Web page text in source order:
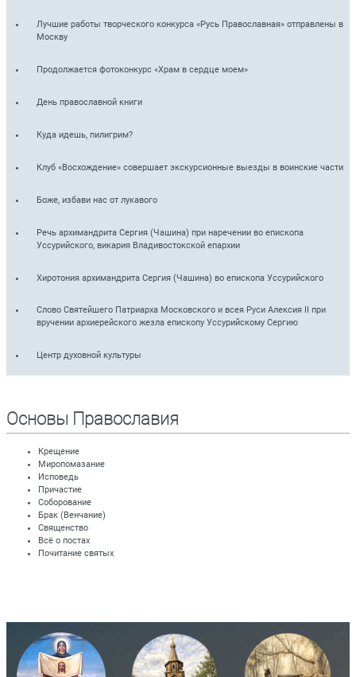
Лучшие работы творческого конкурса «Русь Православная» отправлены в
Москву
Продолжается фотоконкурс «Храм в сердце моем»
День православной книги
Куда идешь, пилигрим?
Клуб «Восхождение» совершает экскурсионные выезды в воинские части
Боже, избави нас от лукавого
Речь архимандрита Сергия (Чашина) при наречении во епископа
Уссурийского, викария Владивостокской епархии
Хиротония архимандрита Сергия (Чашина) во епископа Уссурийского
Слово Святейшего Патриарха Московского и всея Руси Алексия II при
вручении архиерейского жезла епископу Уссурийскому Сергию
Центр духовной культуры
Основы Православия
Крещение
Миропомазание
Исповедь
Причастие
Соборование
Брак (Венчание)
Священство
Всё о постах
Почитание святых